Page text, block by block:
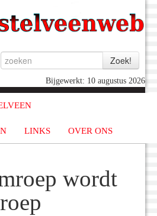
Bijgewerkt: 10 augustus 2026
LINKS OVER ONS
wordt